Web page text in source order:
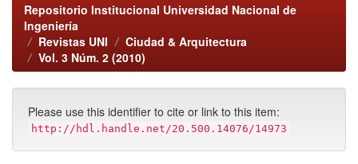
Repositorio Institucional Universidad Nacional de
Ingeniería
Revistas UNI
Ciudad & Arquitectura
Vol. 3 Núm. 2 (2010)
Please use this identifier to cite or link to this item:
http://hdl.handle.net/20.500.14076/14973